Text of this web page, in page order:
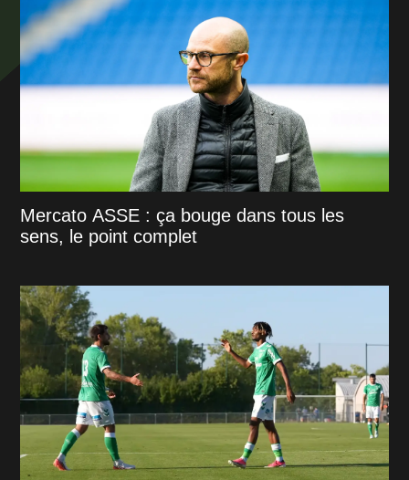
Mercato ASSE : ça bouge dans tous les
sens, le point complet